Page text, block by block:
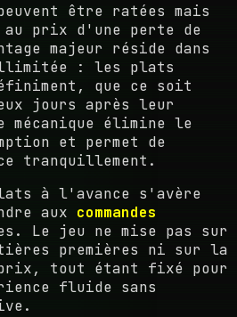
être ratées mais
prix d'une perte de
majeur réside dans
: les plats
que ce soit
jours après leur
mécanique élimine le
et permet de
tranquillement.
à l'avance s'avère
aux commandes
Le jeu ne mise pas sur
premières ni sur la
tout étant fixé pour
fluide sans